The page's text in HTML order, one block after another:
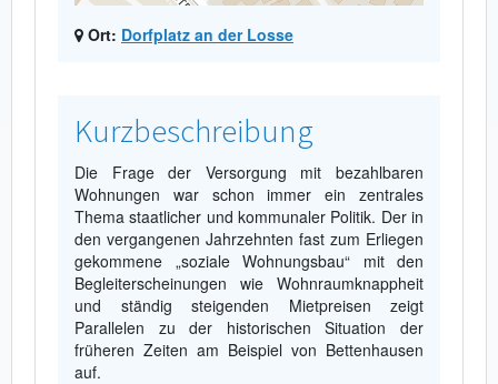
Ort: Dorfplatz an der Losse
Kurzbeschreibung
Die Frage der Versorgung mit bezahlbaren
Wohnungen war schon immer ein zentrales
Thema staatlicher und kommunaler Politik. Der in
den vergangenen Jahrzehnten fast zum Erliegen
gekommene „soziale Wohnungsbau“ mit den
Begleiterscheinungen wie Wohnraumknappheit
und ständig steigenden Mietpreisen zeigt
Parallelen zu der historischen Situation der
früheren Zeiten am Beispiel von Bettenhausen
auf.